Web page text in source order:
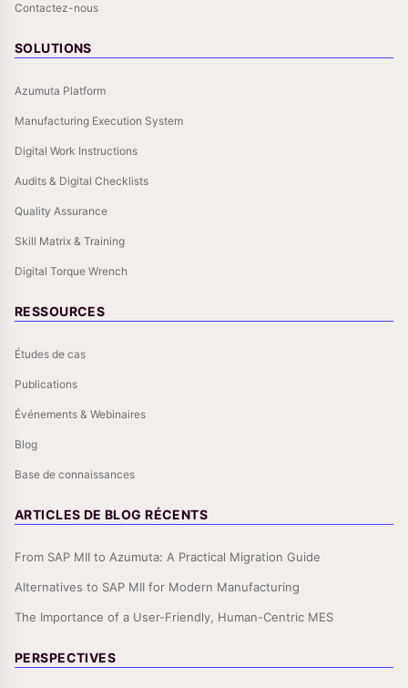
Contactez-nous
SOLUTIONS
Azumuta Platform
Manufacturing Execution System
Digital Work Instructions
Audits & Digital Checklists
Quality Assurance
Skill Matrix & Training
Digital Torque Wrench
RESSOURCES
Études de cas
Publications
Événements & Webinaires
Blog
Base de connaissances
ARTICLES DE BLOG RÉCENTS
From SAP MII to Azumuta: A Practical Migration Guide
Alternatives to SAP MII for Modern Manufacturing
The Importance of a User-Friendly, Human-Centric MES
PERSPECTIVES